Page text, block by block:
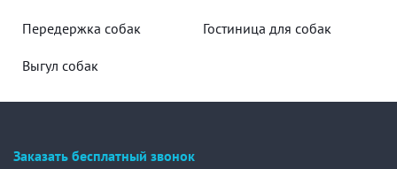
Передержка собак Гостиница для собак
Выгул собак
Заказать бесплатный звонок